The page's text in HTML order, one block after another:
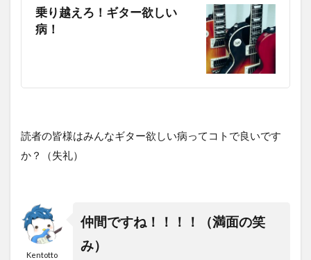
乗り越えろ！ギター欲しい
病！
読者の皆様はみんなギター欲しい病ってコトで良いです
か？（失礼）
Kentotto
仲間ですね！！！！（満面の笑
み）